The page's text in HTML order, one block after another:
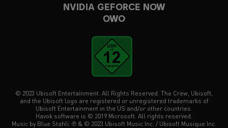
NVIDIA GEFORCE NOW
OWO
© 2023 Ubisoft Entertainment. All Rights Reserved. The Crew, Ubisoft,
and the Ubisoft logo are registered or unregistered trademarks of
Ubisoft Entertainment in the US and/or other countries.
Havok software is © 2019 Microsoft. All rights reserved.
Music by Blue Stahli. ℗ & © 2023 Ubisoft Music Inc. / Ubisoft Musique Inc.